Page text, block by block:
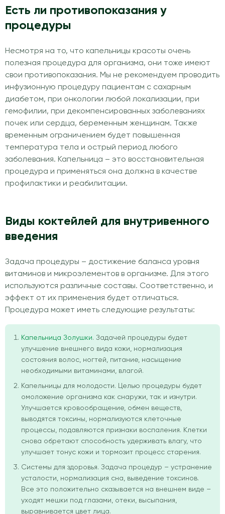
Есть ли противопоказания у
процедуры
Несмотря на то, что капельницы красоты очень
полезная процедура для организма, они тоже имеют
свои противопоказания. Мы не рекомендуем проводить
инфузионную процедуру пациентам с сахарным
диабетом, при онкологии любой локализации, при
гемофилии, при декомпенсированных заболеваниях
почек или сердца, беременным женщинам. Также
временным ограничением будет повышенная
температура тела и острый период любого
заболевания. Капельница – это восстановительная
процедура и применяться она должна в качестве
профилактики и реабилитации.
Виды коктейлей для внутривенного
введения
Задача процедуры – достижение баланса уровня
витаминов и микроэлементов в организме. Для этого
используются различные составы. Соответственно, и
эффект от их применения будет отличаться.
Процедура может иметь следующие результаты:
Капельница Золушки. Задачей процедуры будет
улучшение внешнего вида кожи, нормализация
состояния волос, ногтей, питание, насыщение
необходимыми витаминами, влагой.
Капельницы для молодости. Целью процедуры будет
омоложение организма как снаружи, так и изнутри.
Улучшается кровообращение, обмен веществ,
выводятся токсины, нормализуются клеточные
процессы, подавляются признаки воспаления. Клетки
снова обретают способность удерживать влагу, что
улучшает тонус кожи и тормозит процесс старения.
Системы для здоровья. Задача процедур – устранение
усталости, нормализация сна, выведение токсинов.
Все это положительно сказывается на внешнем виде –
уходят мешки под глазами, отеки, высыпания,
выравнивается цвет лица.